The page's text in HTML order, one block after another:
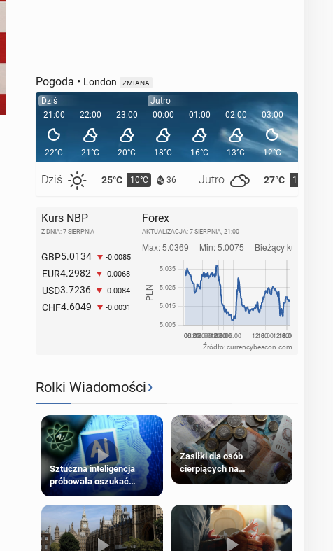
Pogoda • London ZMIANA
Dziś
21:00
22°C
Dziś 25°C 10°C 36 Jutro 27°C 11°C
22:00
21°C
23:00
20°C
Jutro
00:00
18°C
01:00
16°C
02:00
13°C
03:00
12°C
04:00
Kurs NBP
Z DNIA: 7 SIERPNIA
GBP5.0134 -0.0085
EUR4.2982 -0.0068
USD3.7236 -0.0084
CHF4.6049 -0.0031
Forex
AKTUALIZACJA: 7 SIERPNIA, 21:00
Źródło: currencybeacon.com
Rolki Wiadomości›
Sztuczna inteligencja
próbowała oszukać
człowieka
Zasiłki dla osób
cierpiących na
schorzenia psychiczne